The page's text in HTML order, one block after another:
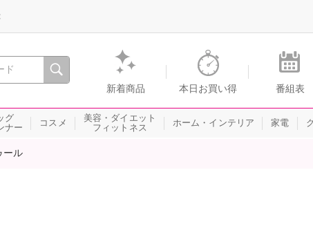
間を。通販・テレビショッピングのショップチャンネル
新着商品 本日お買い得 番組表
グ
ナー
コスメ
美容・ダイエット
フィットネス
ホーム・インテリア 家電
ール